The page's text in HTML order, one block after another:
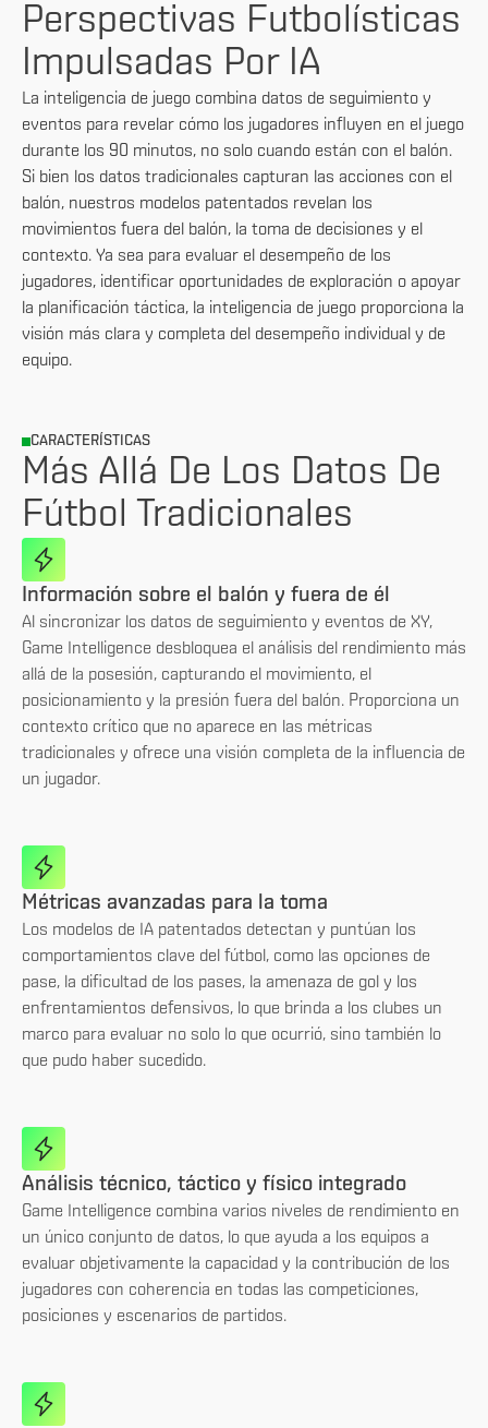
Perspectivas Futbolísticas
Impulsadas Por IA
La inteligencia de juego combina datos de seguimiento y
eventos para revelar cómo los jugadores influyen en el juego
durante los 90 minutos, no solo cuando están con el balón.
Si bien los datos tradicionales capturan las acciones con el
balón, nuestros modelos patentados revelan los
movimientos fuera del balón, la toma de decisiones y el
contexto. Ya sea para evaluar el desempeño de los
jugadores, identificar oportunidades de exploración o apoyar
la planificación táctica, la inteligencia de juego proporciona la
visión más clara y completa del desempeño individual y de
equipo.
CARACTERÍSTICAS
Más Allá De Los Datos De
Fútbol Tradicionales
Información sobre el balón y fuera de él
Al sincronizar los datos de seguimiento y eventos de XY,
Game Intelligence desbloquea el análisis del rendimiento más
allá de la posesión, capturando el movimiento, el
posicionamiento y la presión fuera del balón. Proporciona un
contexto crítico que no aparece en las métricas
tradicionales y ofrece una visión completa de la influencia de
un jugador.
Métricas avanzadas para la toma
Los modelos de IA patentados detectan y puntúan los
comportamientos clave del fútbol, como las opciones de
pase, la dificultad de los pases, la amenaza de gol y los
enfrentamientos defensivos, lo que brinda a los clubes un
marco para evaluar no solo lo que ocurrió, sino también lo
que pudo haber sucedido.
Análisis técnico, táctico y físico integrado
Game Intelligence combina varios niveles de rendimiento en
un único conjunto de datos, lo que ayuda a los equipos a
evaluar objetivamente la capacidad y la contribución de los
jugadores con coherencia en todas las competiciones,
posiciones y escenarios de partidos.